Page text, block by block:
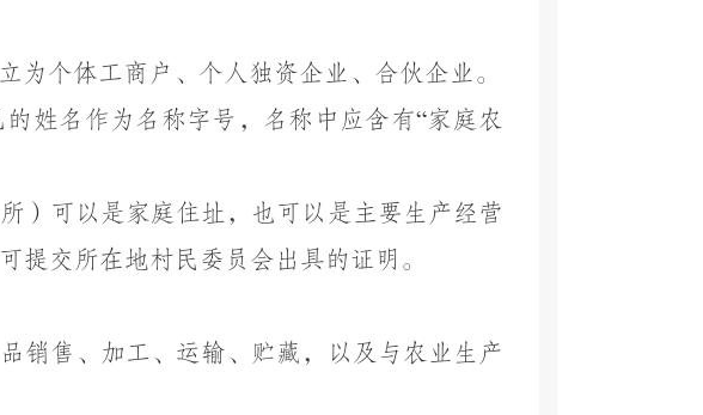
为个体工商户、个人独资企业、合伙企业。
姓名作为名称字号，名称中应含有“家庭农
）可以是家庭住址，也可以是主要生产经营
提交所在地村民委员会出具的证明。
销售、加工、运输、贮藏，以及与农业生产